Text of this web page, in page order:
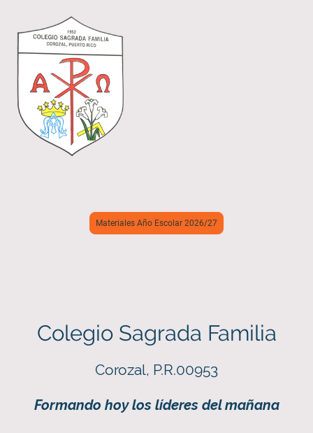
Materiales Año Escolar 2026/27
Colegio Sagrada Familia
Corozal, P.R.00953
Formando hoy los líderes del mañana